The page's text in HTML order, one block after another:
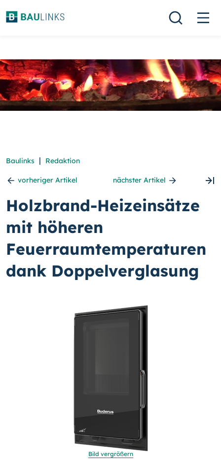
Baulinks | Redaktion
vorheriger Artikel nächster Artikel
Holzbrand-Heizeinsätze
mit höheren
Feuerraumtemperaturen
dank Doppelverglasung
Bild vergrößern